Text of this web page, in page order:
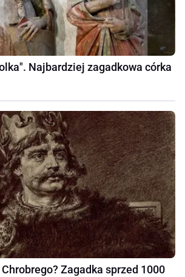
Najbardziej zagadkowa córka
Zagadka sprzed 1000